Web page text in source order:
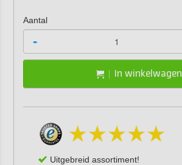
Aantal
-
In winkelwagen
Uitgebreid assortiment!